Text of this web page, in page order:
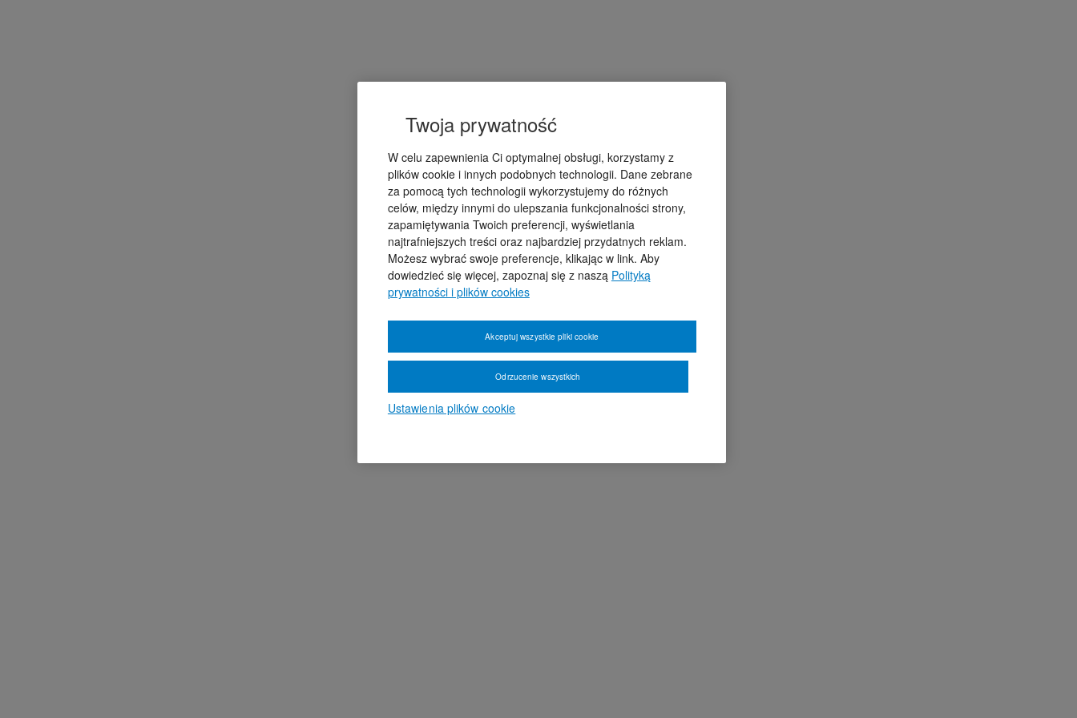
Twoja prywatność
W celu zapewnienia Ci optymalnej obsługi, korzystamy z
plików cookie i innych podobnych technologii. Dane zebrane
za pomocą tych technologii wykorzystujemy do różnych
celów, między innymi do ulepszania funkcjonalności strony,
zapamiętywania Twoich preferencji, wyświetlania
najtrafniejszych treści oraz najbardziej przydatnych reklam.
Możesz wybrać swoje preferencje, klikając w link. Aby
dowiedzieć się więcej, zapoznaj się z naszą Polityką
prywatności i plików cookies
Ustawienia plików cookie
Odrzucenie wszystkich
Akceptuj wszystkie pliki cookie